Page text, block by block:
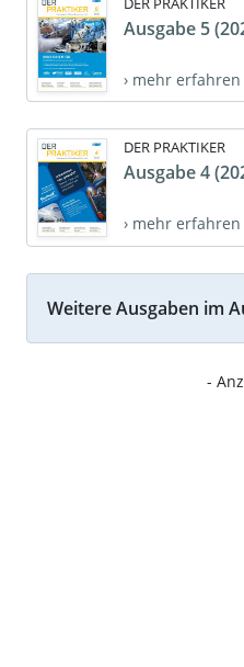
Ausgabe 5
› mehr erfahren
DER PRAKTIKER
Ausgabe 4
› mehr erfahren
Weitere Ausgaben im
-